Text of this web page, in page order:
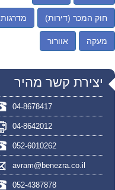
חוק המכר (דירות) מדרגות
מעקה אוורור
יצירת קשר מהיר
04-8678417
04-8642012
052-6010262
avram@benezra.co.il
052-4387878